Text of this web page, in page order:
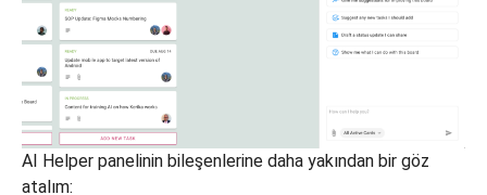
AI Helper panelinin bileşenlerine daha yakından bir göz
atalım: